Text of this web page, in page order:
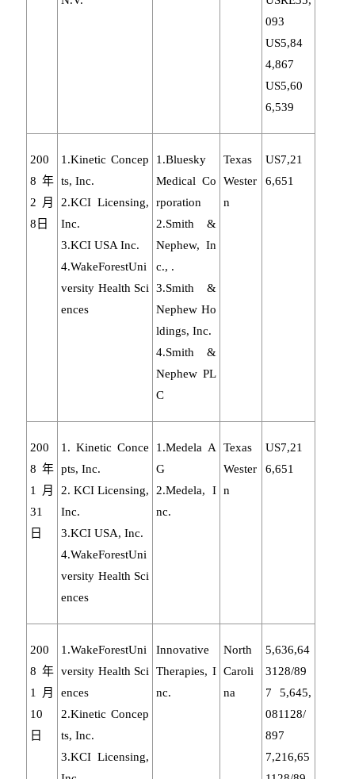
093
US5,84
4,867
US5,60
6,539
200
8年
2月
8日
1.Kinetic Concep
ts, Inc.
2.KCI Licensing,
Inc.
3.KCI USA Inc.
4.WakeForestUni
versity Health Sci
ences
1.Bluesky
Medical Co
rporation
2.Smith &
Nephew, In
c., .
3.Smith &
Nephew Ho
ldings, Inc.
4.Smith &
Nephew PL
C
Texas
Wester
n
US7,21
6,651
200
8年
1月
31
日
1. Kinetic Conce
pts, Inc.
2. KCI Licensing,
Inc.
3.KCI USA, Inc.
4.WakeForestUni
versity Health Sci
ences
1.Medela A
G
2.Medela, I
nc.
Texas
Wester
n
US7,21
6,651
200
8年
1月
10
日
1.WakeForestUni
versity Health Sci
ences
2.Kinetic Concep
ts, Inc.
3.KCI Licensing,
Innovative
Therapies, I
nc.
North
Caroli
na
5,636,64
3128/89
7 5,645,
081128/
897
7,216,65